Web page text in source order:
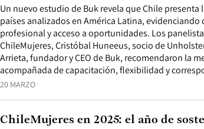
20 MARZO
Un nuevo estudio de Buk revela que Chile
países analizados en América Latina,
profesional y acceso a oportunidades. Los
ChileMujeres, Cristóbal Huneeus, socio de
Arrieta, fundador y CEO de Buk, recomendaron la
acompañada de capacitación, flexibilidad y
ChileMujeres en 2025: el año de